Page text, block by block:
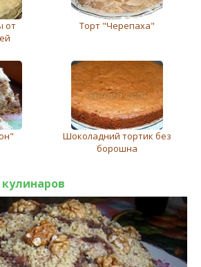
от
Торт "Черепаха"
Шоколадний тортик без
борошна